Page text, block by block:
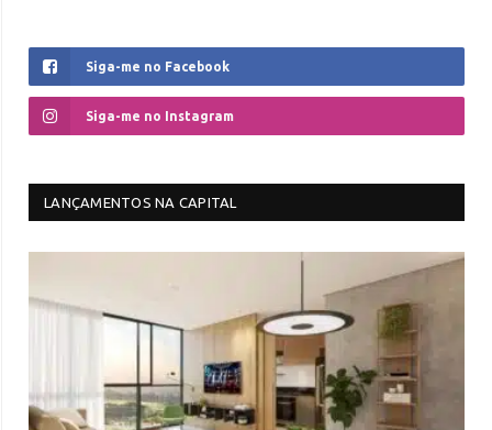
Siga-me no Facebook
Siga-me no Instagram
LANÇAMENTOS NA CAPITAL